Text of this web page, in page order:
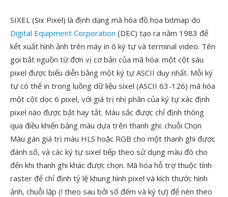
SIXEL (Six Pixel) là định dạng mã hóa đồ họa bitmap do
Digital Equipment Corporation (DEC) tạo ra năm 1983 để
kết xuất hình ảnh trên máy in ô ký tự và terminal video. Tên
gọi bắt nguồn từ đơn vị cơ bản của mã hóa: một cột sáu
pixel được biểu diễn bằng một ký tự ASCII duy nhất. Mỗi ký
tự có thể in trong luồng dữ liệu sixel (ASCII 63-126) mã hóa
một cột dọc 6 pixel, với giá trị nhị phân của ký tự xác định
pixel nào được bật hay tắt. Màu sắc được chỉ định thông
qua điều khiển bảng màu dựa trên thanh ghi: chuỗi Chọn
Màu gán giá trị màu HLS hoặc RGB cho một thanh ghi được
đánh số, và các ký tự sixel tiếp theo sử dụng màu đó cho
đến khi thanh ghi khác được chọn. Mã hóa hỗ trợ thuộc tính
raster để chỉ định tỷ lệ khung hình pixel và kích thước hình
ảnh, chuỗi lặp (! theo sau bởi số đếm và ký tự) để nén theo